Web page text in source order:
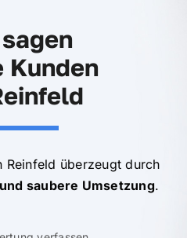
Kunden
Reinfeld überzeugt durch
saubere Umsetzung.